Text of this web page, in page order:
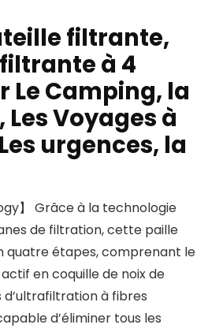
filtrante,
à 4
Le Camping, la
Voyages à
urgences, la
】 Grâce à la technologie
de filtration, cette paille
quatre étapes, comprenant le
en coquille de noix de
à fibres
d’éliminer tous les